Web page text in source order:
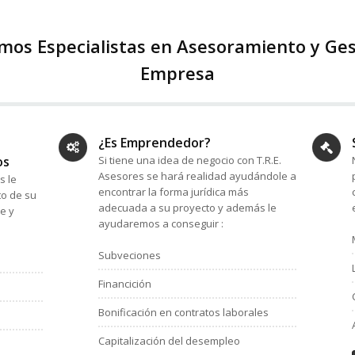
Especialistas en Asesoramiento y
Empresa
le
de su
y
¿Es Emprendedor?
Si tiene una idea de negocio con T.R.E.
Asesores se hará realidad ayudándole a
encontrar la forma jurídica más
adecuada a su proyecto y además le
ayudaremos a conseguir :
Subveciones
Financición
Bonificación en contratos laborales
Capitalización del desempleo